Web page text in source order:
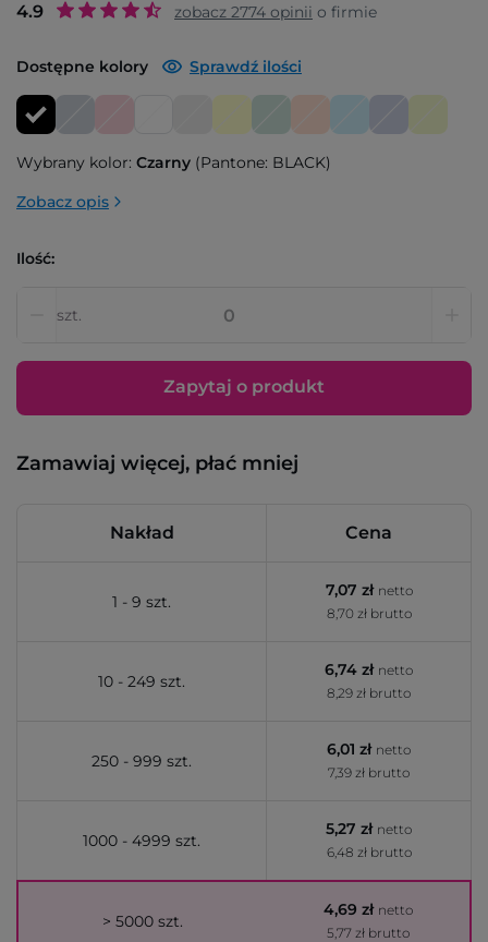
4.9 zobacz 2774 opinii o firmie
Dostępne kolory Sprawdź ilości
Wybrany kolor: Czarny (Pantone: BLACK)
Zobacz opis
Ilość:
szt.
Zapytaj o produkt
Zamawiaj więcej, płać mniej
Nakład Cena
1 - 9 szt.
7,07 zł netto
8,70 zł brutto
10 - 249 szt.
6,74 zł netto
8,29 zł brutto
250 - 999 szt.
6,01 zł netto
7,39 zł brutto
1000 - 4999 szt.
5,27 zł netto
6,48 zł brutto
> 5000 szt.
4,69 zł netto
5,77 zł brutto